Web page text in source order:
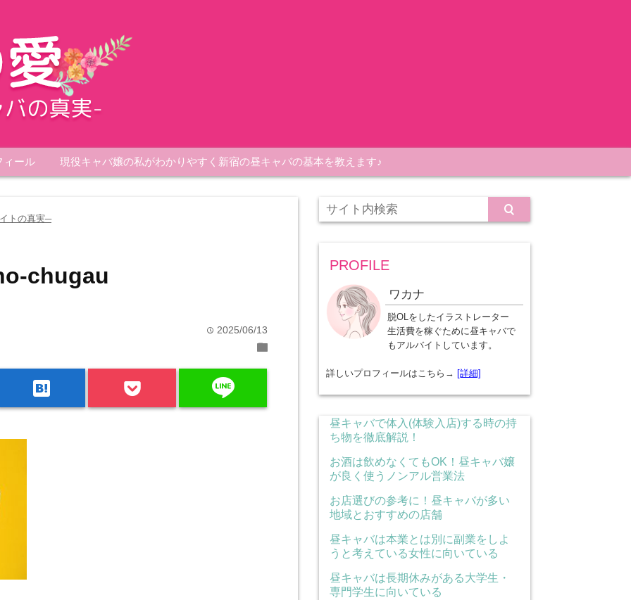
ィール 現役キャバ嬢の私がわかりやすく新宿の昼キャバの基本を教えます♪
トの真実─
chugau
time 2025/06/13
folder
hatenabookmark line
PROFILE
ワカナ
脱OLをしたイラストレーター
生活費を稼ぐために昼キャバで
もアルバイトしています。
詳しいプロフィールはこちら→ [詳細]
昼キャバで体入(体験入店)する時の持
ち物を徹底解説！
お酒は飲めなくてもOK！昼キャバ嬢
が良く使うノンアル営業法
お店選びの参考に！昼キャバが多い
地域とおすすめの店舗
昼キャバは本業とは別に副業をしよ
うと考えている女性に向いている
昼キャバは長期休みがある大学生・
専門学生に向いている